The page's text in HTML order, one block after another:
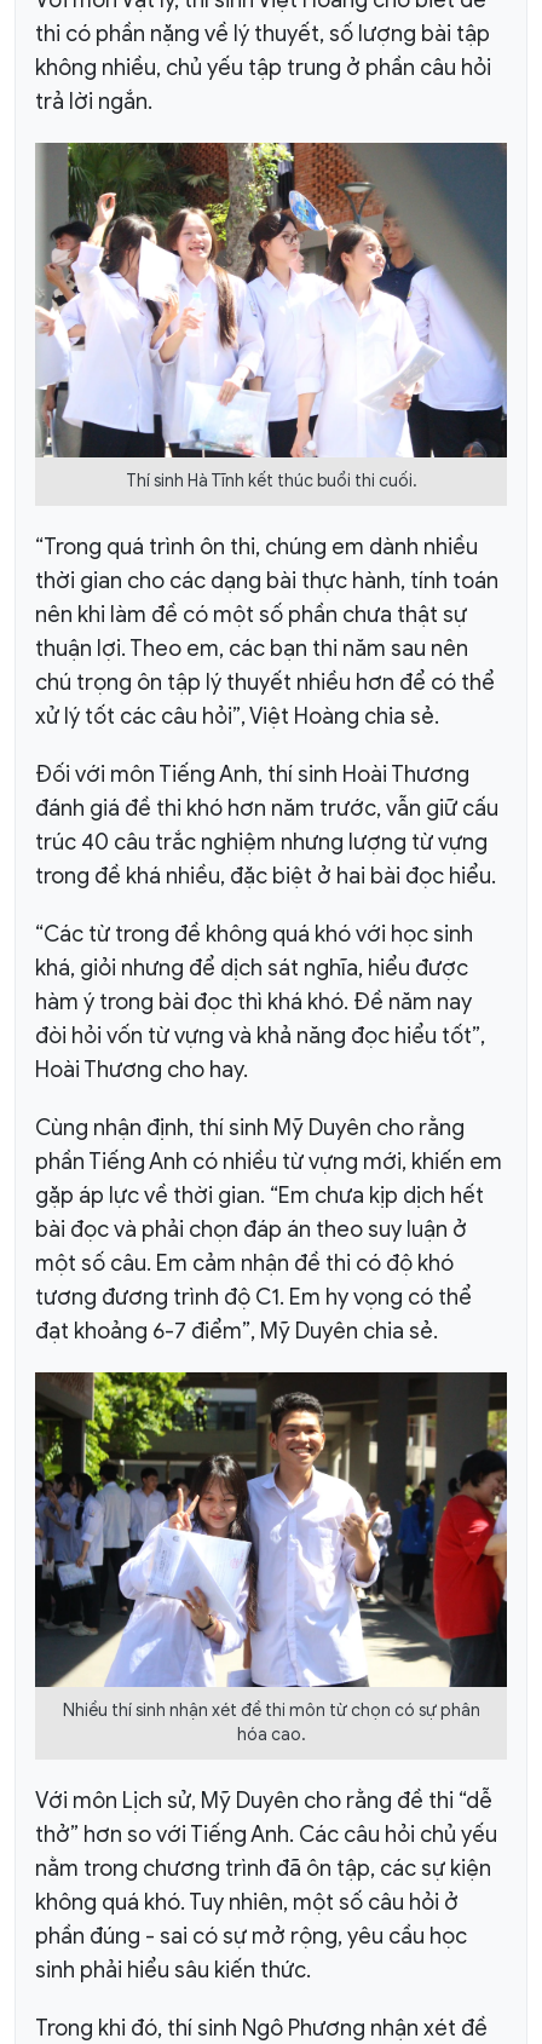
thi có phần nặng về lý thuyết, số lượng bài tập
không nhiều, chủ yếu tập trung ở phần câu hỏi
trả lời ngắn.
Thí sinh Hà Tĩnh kết thúc buổi thi cuối.
“Trong quá trình ôn thi, chúng em dành nhiều
thời gian cho các dạng bài thực hành, tính toán
nên khi làm đề có một số phần chưa thật sự
thuận lợi. Theo em, các bạn thi năm sau nên
chú trọng ôn tập lý thuyết nhiều hơn để có thể
xử lý tốt các câu hỏi”, Việt Hoàng chia sẻ.
Đối với môn Tiếng Anh, thí sinh Hoài Thương
đánh giá đề thi khó hơn năm trước, vẫn giữ cấu
trúc 40 câu trắc nghiệm nhưng lượng từ vựng
trong đề khá nhiều, đặc biệt ở hai bài đọc hiểu.
“Các từ trong đề không quá khó với học sinh
khá, giỏi nhưng để dịch sát nghĩa, hiểu được
hàm ý trong bài đọc thì khá khó. Đề năm nay
đòi hỏi vốn từ vựng và khả năng đọc hiểu tốt”,
Hoài Thương cho hay.
Cùng nhận định, thí sinh Mỹ Duyên cho rằng
phần Tiếng Anh có nhiều từ vựng mới, khiến em
gặp áp lực về thời gian. “Em chưa kịp dịch hết
bài đọc và phải chọn đáp án theo suy luận ở
một số câu. Em cảm nhận đề thi có độ khó
tương đương trình độ C1. Em hy vọng có thể
đạt khoảng 6-7 điểm”, Mỹ Duyên chia sẻ.
Nhiều thí sinh nhận xét đề thi môn từ chọn có sự phân
hóa cao.
Với môn Lịch sử, Mỹ Duyên cho rằng đề thi “dễ
thở” hơn so với Tiếng Anh. Các câu hỏi chủ yếu
nằm trong chương trình đã ôn tập, các sự kiện
không quá khó. Tuy nhiên, một số câu hỏi ở
phần đúng - sai có sự mở rộng, yêu cầu học
sinh phải hiểu sâu kiến thức.
Trong khi đó, thí sinh Ngô Phương nhận xét đề